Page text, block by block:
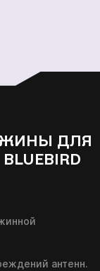
ДЛЯ
антенн.